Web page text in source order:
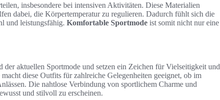
insbesondere bei intensiven Aktivitäten. Diese Materialien
dabei, die Körpertemperatur zu regulieren. Dadurch fühlt sich die
und leistungsfähig. Komfortable Sportmode ist somit nicht nur eine
der aktuellen Sportmode und setzen ein Zeichen für Vielseitigkeit und
diese Outfits für zahlreiche Gelegenheiten geeignet, ob im
Die nahtlose Verbindung von sportlichem Charme und
und stilvoll zu erscheinen.